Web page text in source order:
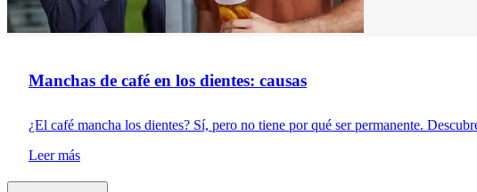
Manchas de café en los dientes: causas
¿El café mancha los dientes? Sí, pero no tiene por qué ser permanente.
Leer más